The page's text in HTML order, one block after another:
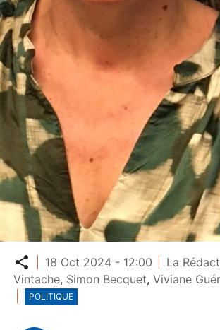
Partager
18 Oct 2024 - 12:00 La
Vintache, Simon Becquet,Viviane
POLITIQUE